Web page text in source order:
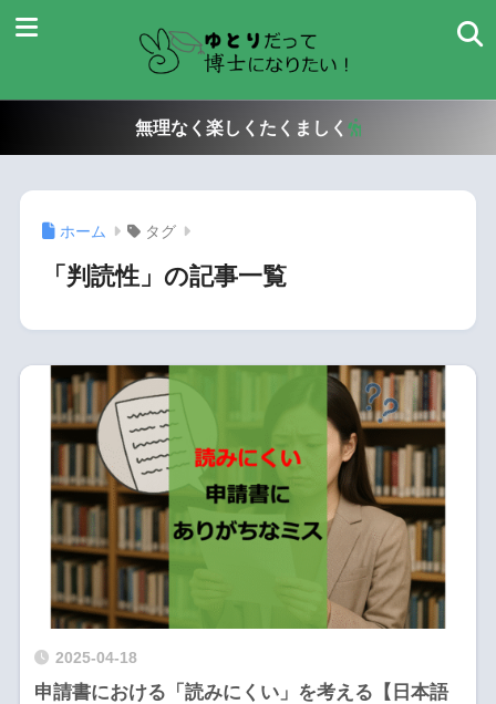
無理なく楽しくたくましく
ホーム タグ
「判読性」の記事一覧
2025-04-18
申請書における「読みにくい」を考える【日本語